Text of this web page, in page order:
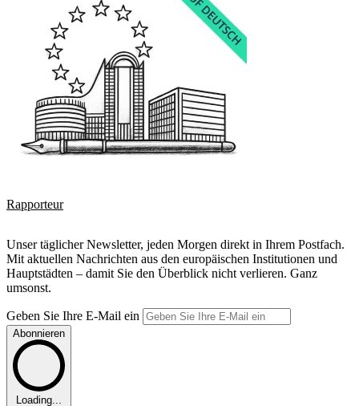
Rapporteur
Unser täglicher Newsletter, jeden Morgen direkt in Ihrem Postfach.
Mit aktuellen Nachrichten aus den europäischen Institutionen und
Hauptstädten – damit Sie den Überblick nicht verlieren. Ganz
umsonst.
Geben Sie Ihre E-Mail ein
Abonnieren
Loading...